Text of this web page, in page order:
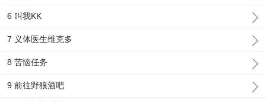
6 叫我KK
7 义体医生维克多
8 苦恼任务
9 前往野狼酒吧